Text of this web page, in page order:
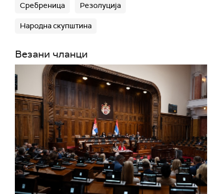
Сребреница Резолуција
Народна скупштина
Везани чланци